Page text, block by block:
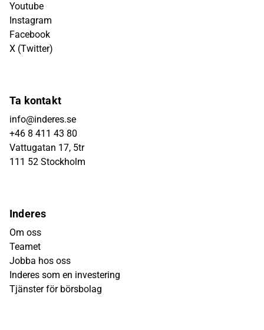
Youtube
Instagram
Facebook
X (Twitter)
Ta kontakt
info@inderes.se
+46 8 411 43 80
Vattugatan 17, 5tr
111 52 Stockholm
Inderes
Om oss
Teamet
Jobba hos oss
Inderes som en investering
Tjänster för börsbolag